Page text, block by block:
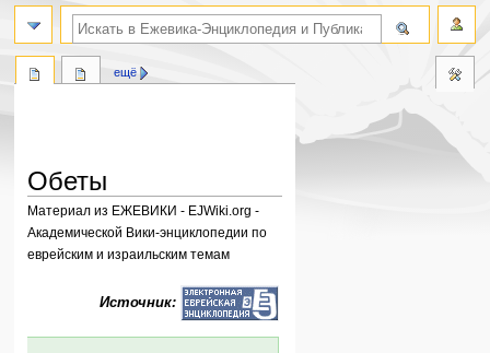
Обеты
Материал из ЕЖЕВИКИ - EJWiki.org -
Академической Вики-энциклопедии по
еврейским и израильским темам
Источник:
ещё
поиск по словам